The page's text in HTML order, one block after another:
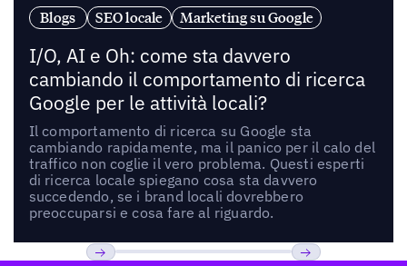
Blogs SEO locale Marketing su Google
I/O, AI e Oh: come sta davvero
cambiando il comportamento di ricerca
Google per le attività locali?
Il comportamento di ricerca su Google sta
cambiando rapidamente, ma il panico per il calo del
traffico non coglie il vero problema. Questi esperti
di ricerca locale spiegano cosa sta davvero
succedendo, se i brand locali dovrebbero
preoccuparsi e cosa fare al riguardo.